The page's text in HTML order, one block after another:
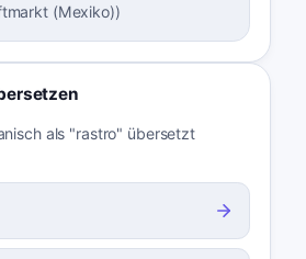
(Mexiko))
als "rastro" übersetzt